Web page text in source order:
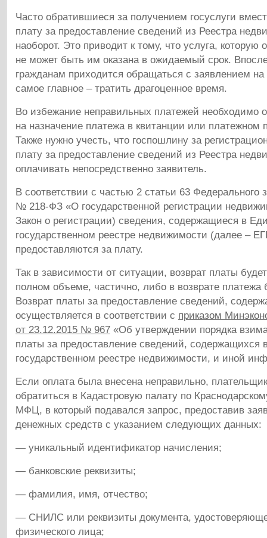
Часто обратившиеся за получением госуслуги
плату за предоставление сведений из Реестра
наоборот. Это приводит к тому, что услуга, которую
не может быть им оказана в ожидаемый срок.
гражданам приходится обращаться с заявлением на
самое главное – тратить драгоценное время.
Во избежание неправильных платежей необходимо
на назначение платежа в квитанции или платежном
Также нужно учесть, что госпошлину за
плату за предоставление сведений из Реестра
оплачивать непосредственно заявитель.
В соответствии с частью 2 статьи 63 Федерального
№ 218-ФЗ «О государственной регистрации
Закон о регистрации) сведения, содержащиеся в
государственном реестре недвижимости (далее –
предоставляются за плату.
Так в зависимости от ситуации, возврат платы
полном объеме, частично, либо в возврате платежа
Возврат платы за предоставление сведений,
осуществляется в соответствии с приказом
от 23.12.2015 № 967 «Об утверждении порядка
платы за предоставление сведений, содержащихся
государственном реестре недвижимости, и иной
Если оплата была внесена неправильно,
обратиться в Кадастровую палату по
МФЦ, в который подавался запрос, предоставив
денежных средств с указанием следующих данных:
— уникальный идентификатор начисления;
— банковские реквизиты;
— фамилия, имя, отчество;
— СНИЛС или реквизиты документа,
физического лица;